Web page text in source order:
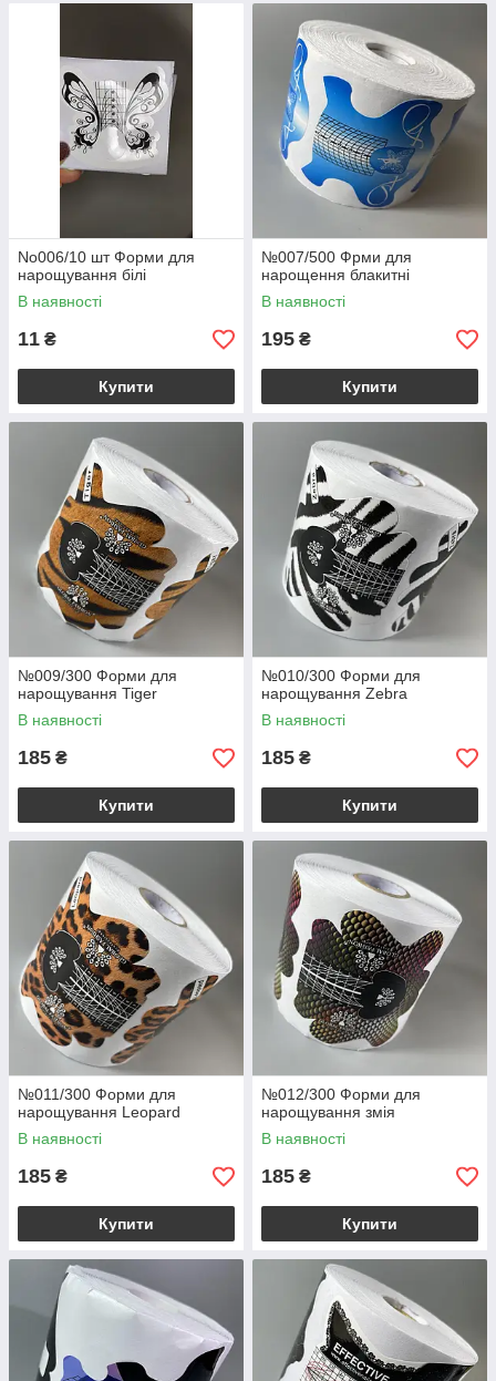
No006/10 шт Форми для
нарощування білі
В наявності
11 ₴
Купити
№007/500 Фрми для
нарощення блакитні
В наявності
195 ₴
Купити
№009/300 Форми для
нарощування Tiger
В наявності
185 ₴
Купити
№010/300 Форми для
нарощування Zebra
В наявності
185 ₴
Купити
№011/300 Форми для
нарощування Leopard
В наявності
185 ₴
Купити
№012/300 Форми для
нарощування змія
В наявності
185 ₴
Купити